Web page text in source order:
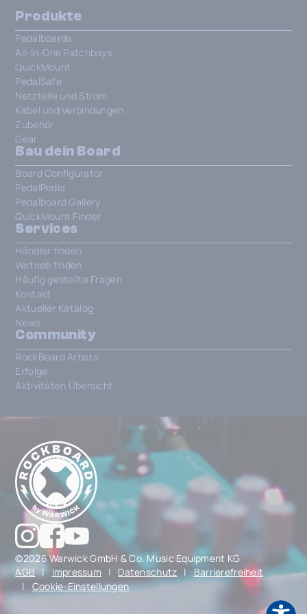
Produkte
Pedalboards
All-In-One Patchbays
QuickMount
PedalSafe
Netzteile und Strom
Kabel und Verbindungen
Zubehör
Gear
Bau dein Board
Board Configurator
PedalPedia
Pedalboard Gallery
QuickMount Finder
Services
Händler finden
Vertrieb finden
Häufig gestellte Fragen
Kontakt
Aktueller Katalog
News
Community
RockBoard Artists
Erfolge
Aktivitäten Übersicht
©2026 Warwick GmbH & Co. Music Equipment KG
AGB | Impressum | Datenschutz |
Barrierefreiheit
|
Cookie-Einstellungen